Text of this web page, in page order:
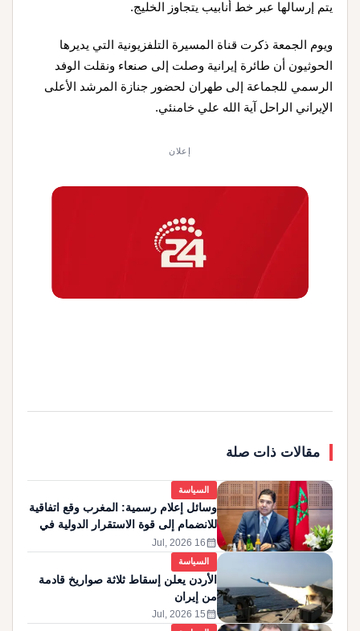
يتم إرسالها عبر خط أنابيب يتجاوز الخليج.
ويوم الجمعة ذكرت قناة المسيرة التلفزيونية التي يديرها
الحوثيون أن طائرة إيرانية وصلت إلى صنعاء ونقلت الوفد
الرسمي للجماعة إلى طهران لحضور جنازة المرشد الأعلى
الإيراني الراحل آية الله علي خامنئي.
إعلان
مقالات ذات صلة
السياسة
وسائل إعلام رسمية: المغرب وقع اتفاقية
للانضمام إلى قوة الاستقرار الدولية في
غزة
calendar_month
16 Jul, 2026
السياسة
الأردن يعلن إسقاط ثلاثة صواريخ قادمة
من إيران
calendar_month
15 Jul, 2026